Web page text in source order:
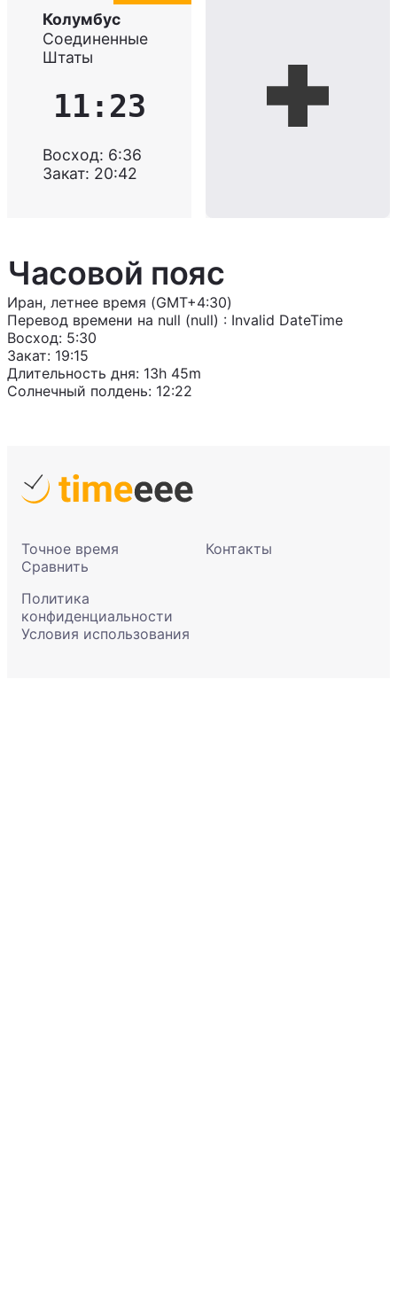
Колумбус
Соединенные
Штаты
11:23
Восход: 6:36
Закат: 20:42
Часовой пояс
Иран, летнее время (GMT+4:30)
Перевод времени на null (null) : Invalid DateTime
Восход: 5:30
Закат: 19:15
Длительность дня: 13h 45m
Солнечный полдень: 12:22
Точное время
Сравнить
Контакты
Политика
конфиденциальности
Условия использования